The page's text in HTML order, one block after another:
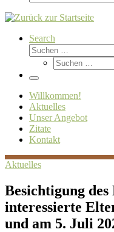
Search
Suche
Suche
Menü
Willkommen!
Aktuelles
Unser Angebot
Zitate
Kontakt
Aktuelles
Besichtigung
interessierte
und am 5. Juli